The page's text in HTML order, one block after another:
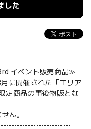
した
イベント販売商品≫
に開催された「エリア
定商品の事後物販とな
ん。